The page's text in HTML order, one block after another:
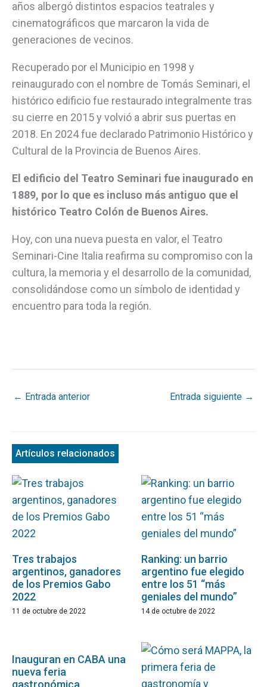
años albergó distintos espacios teatrales y
cinematográficos que marcaron la vida de
generaciones de vecinos.
Recuperado por el Municipio en 1998 y
reinaugurado con el nombre de Tomás Seminari, el
histórico edificio fue restaurado integralmente tras
su cierre en 2015 y volvió a abrir sus puertas en
2018. En 2024 fue declarado Patrimonio Histórico y
Cultural de la Provincia de Buenos Aires.
El edificio del Teatro Seminari fue inaugurado en
1889, por lo que es incluso más antiguo que el
histórico Teatro Colón de Buenos Aires.
Hoy, con una nueva puesta en valor, el Teatro
Seminari-Cine Italia reafirma su compromiso con la
cultura, la memoria y el desarrollo de la comunidad,
consolidándose como un símbolo de identidad y
encuentro para toda la región.
← Entrada anterior Entrada siguiente →
Artículos relacionados
Tres trabajos
argentinos, ganadores
de los Premios Gabo
2022
11 de octubre de 2022
Ranking: un barrio
argentino fue elegido
entre los 51 “más
geniales del mundo”
14 de octubre de 2022
Inauguran en CABA una
nueva feria